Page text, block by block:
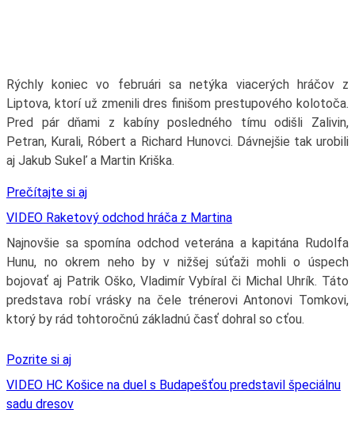
Rýchly koniec vo februári sa netýka viacerých hráčov z
Liptova, ktorí už zmenili dres finišom prestupového kolotoča.
Pred pár dňami z kabíny posledného tímu odišli Zalivin,
Petran, Kurali, Róbert a Richard Hunovci. Dávnejšie tak urobili
aj Jakub Sukeľ a Martin Kriška.
Prečítajte si aj
VIDEO Raketový odchod hráča z Martina
Najnovšie sa spomína odchod veterána a kapitána Rudolfa
Hunu, no okrem neho by v nižšej súťaži mohli o úspech
bojovať aj Patrik Oško, Vladimír Vybíral či Michal Uhrík. Táto
predstava robí vrásky na čele trénerovi Antonovi Tomkovi,
ktorý by rád tohtoročnú základnú časť dohral so cťou.
Pozrite si aj
VIDEO HC Košice na duel s Budapešťou predstavil špeciálnu
sadu dresov